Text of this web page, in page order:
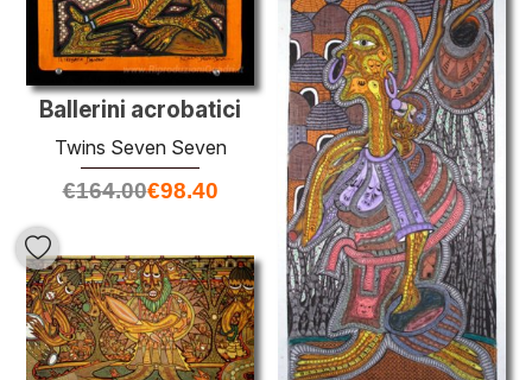
Ballerini acrobatici
Twins Seven Seven
€164.00€98.40